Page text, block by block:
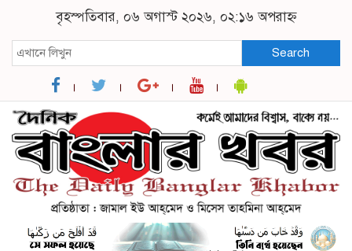
বৃহস্পতিবার, ০৬ অগাস্ট ২০২৬, ০২:১৬ অপরাহ্ন
Search